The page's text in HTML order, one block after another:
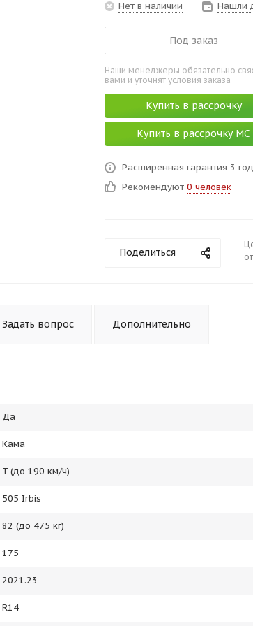
Нет в наличии Нашли
Под заказ
Наши менеджеры обязательно
вами и уточнят условия заказа
Купить в рассрочку
Купить в рассрочку МС
Расширенная гарантия 3
Рекомендуют 0 человек
Поделиться
Задать вопрос Дополнительно
Да
Кама
T (до 190 км/ч)
505 Irbis
82 (до 475 кг)
175
2021.23
R14